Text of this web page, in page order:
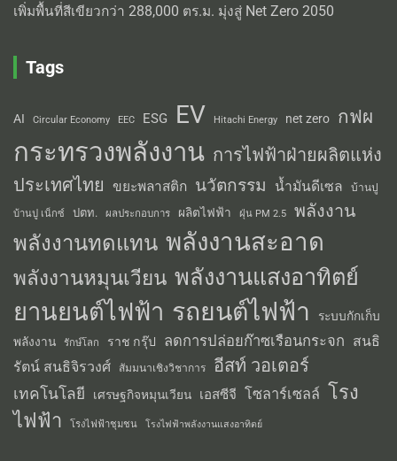
เพิ่มพื้นที่สีเขียวกว่า 288,000 ตร.ม. มุ่งสู่ Net Zero 2050
Tags
AI Circular Economy EEC ESG EV Hitachi Energy net zero กฟผ
กระทรวงพลังงาน การไฟฟ้าฝ่ายผลิตแห่ง
ประเทศไทย
ขยะพลาสติก นวัตกรรม น้ำมันดีเซล บ้านปู
บ้านปู เน็กซ์ ปตท. ผลประกอบการ ผลิตไฟฟ้า ฝุ่น PM 2.5 พลังงาน
พลังงานทดแทน พลังงานสะอาด
พลังงานหมุนเวียน พลังงานแสงอาทิตย์
ยานยนต์ไฟฟ้า รถยนต์ไฟฟ้า
ระบบกักเก็บ
พลังงาน
รักษ์โลก ราช กรุ๊ป ลดการปล่อยก๊าซเรือนกระจก สนธิ
รัตน์ สนธิจิรวงศ์
สัมมนาเชิงวิชาการ อีสท์ วอเตอร์
เทคโนโลยี เศรษฐกิจหมุนเวียน เอสซีจี โซลาร์เซลล์ โรง
ไฟฟ้า
โรงไฟฟ้าชุมชน โรงไฟฟ้าพลังงานแสงอาทิตย์